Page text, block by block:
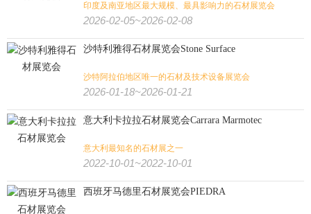
印度及南亚地区最大规模、最具影响力的石材展览会
2026-02-05~2026-02-08
沙特利雅得石材展览会Stone Surface
沙特阿拉伯地区唯一的石材及技术设备展览会
2026-01-18~2026-01-21
意大利卡拉拉石材展览会Carrara Marmotec
意大利最知名的石材展之一
2022-10-01~2022-10-01
西班牙马德里石材展览会PIEDRA